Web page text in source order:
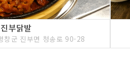
진부닭발
창군 진부면 청송로 90-28